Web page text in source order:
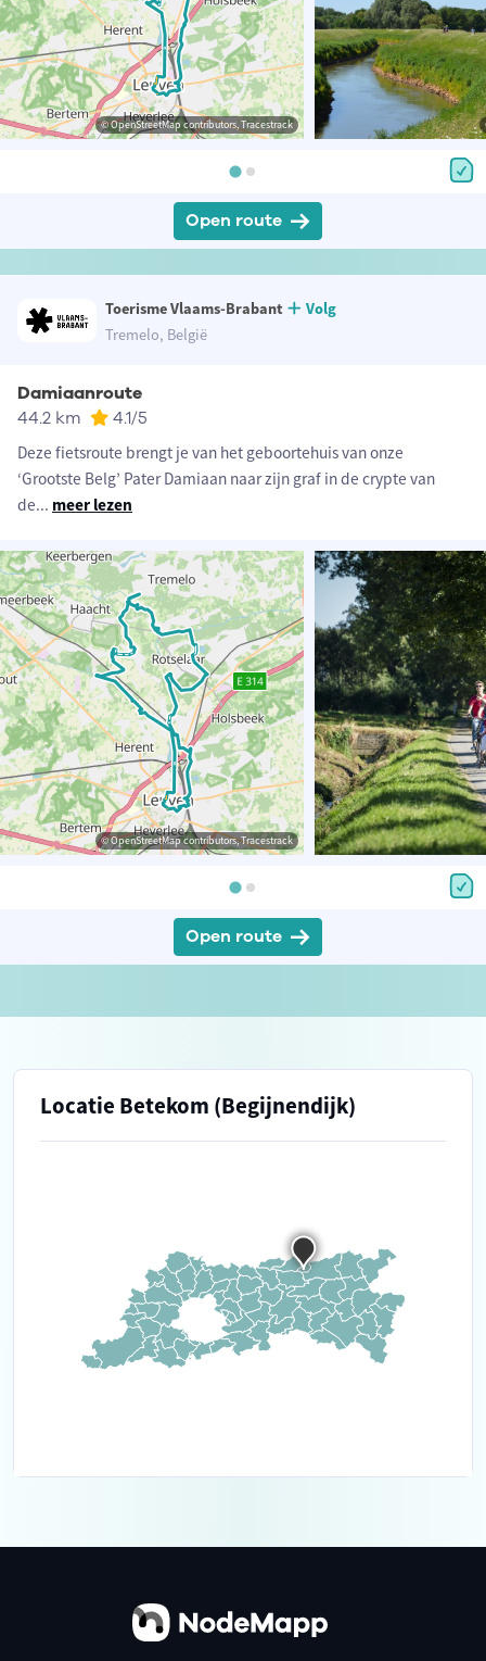
© OpenStreetMap contributors, Tracestrack
Open route
Toerisme Vlaams-Brabant
Volg
Tremelo, België
Damiaanroute
44.2 km 4.1/5
Deze fietsroute brengt je van het geboortehuis van onze
‘Grootste Belg’ Pater Damiaan naar zijn graf in de crypte van
de... meer lezen
© OpenStreetMap contributors, Tracestrack
Open route
Locatie Betekom (Begijnendijk)